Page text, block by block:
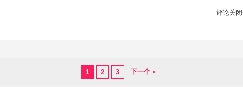
评论关闭
1 2 3 下一个 »